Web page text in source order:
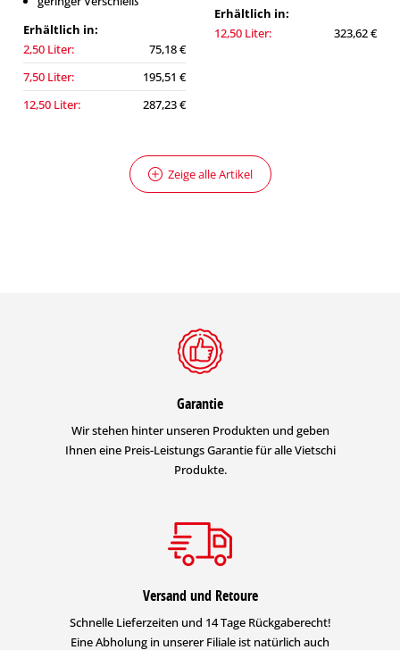
Erhältlich in:
2,50 Liter:
75,18 €
7,50 Liter:
195,51 €
12,50 Liter:
287,23 €
Erhältlich in:
12,50 Liter:
323,62 €
Zeige alle Artikel
Garantie
Wir stehen hinter unseren Produkten und geben
Ihnen eine Preis-Leistungs Garantie für alle Vietschi
Produkte.
Versand und Retoure
Schnelle Lieferzeiten und 14 Tage Rückgaberecht!
Eine Abholung in unserer Filiale ist natürlich auch